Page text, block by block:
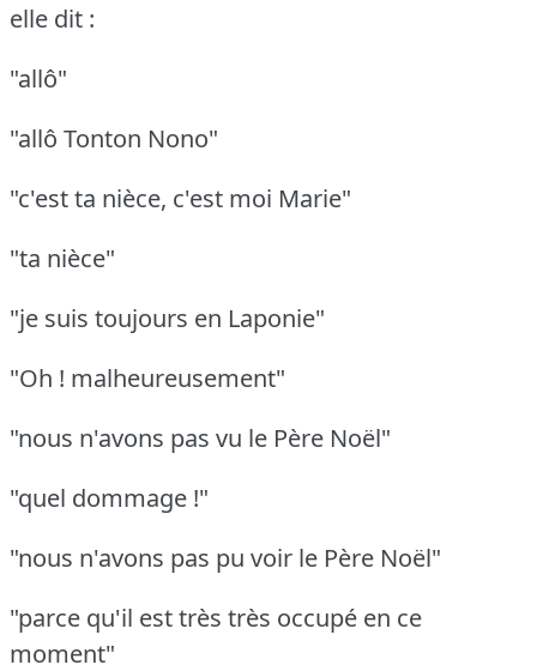
elle dit :
"allô"
"allô Tonton Nono"
"c'est ta nièce, c'est moi Marie"
"ta nièce"
"je suis toujours en Laponie"
"Oh ! malheureusement"
"nous n'avons pas vu le Père Noël"
"quel dommage !"
"nous n'avons pas pu voir le Père Noël"
"parce qu'il est très très occupé en ce
moment"